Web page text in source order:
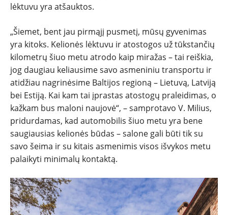
lėktuvu yra atšauktos.
„Šiemet, bent jau pirmąjį pusmetį, mūsų gyvenimas
yra kitoks. Kelionės lėktuvu ir atostogos už tūkstančių
kilometrų šiuo metu atrodo kaip miražas – tai reiškia,
jog daugiau keliausime savo asmeniniu transportu ir
atidžiau nagrinėsime Baltijos regioną – Lietuvą, Latviją
bei Estiją. Kai kam tai įprastas atostogų praleidimas, o
kažkam bus maloni naujovė“, – samprotavo V. Milius,
pridurdamas, kad automobilis šiuo metu yra bene
saugiausias kelionės būdas – salone gali būti tik su
savo šeima ir su kitais asmenimis visos išvykos metu
palaikyti minimalų kontaktą.